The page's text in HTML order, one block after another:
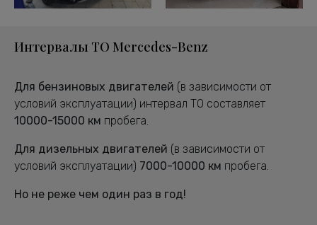
Интервалы ТО Mercedes-Benz
Для бензиновых двигателей (в зависимости от
условий эксплуатации) интервал ТО составляет
10000-15000 км пробега.
Для дизельных двигателей (в зависимости от
условий эксплуатации) 7000-10000 км пробега.
Но не реже чем один раз в год!